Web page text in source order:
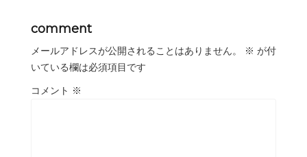
comment
メールアドレスが公開されることはありません。 ※ が付
いている欄は必須項目です
コメント ※